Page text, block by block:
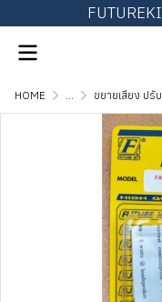
HOME ... ขยายเสียง ปรับแต่งเสียง และวงจรต่